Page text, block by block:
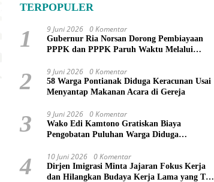
TERPOPULER
1 9 Juni 2026 0 Komentar
Gubernur Ria Norsan Dorong Pembiayaan
PPPK dan PPPK Paruh Waktu Melalui
2 9 Juni 2026 0 Komentar
58 Warga Pontianak Diduga Keracunan Usai
Menyantap Makanan Acara di Gereja
3 9 Juni 2026 0 Komentar
Wako Edi Kamtono Gratiskan Biaya
Pengobatan Puluhan Warga Diduga
4 10 Juni 2026 0 Komentar
Dirjen Imigrasi Minta Jajaran Fokus Kerja
dan Hilangkan Budaya Kerja Lama yang Tak